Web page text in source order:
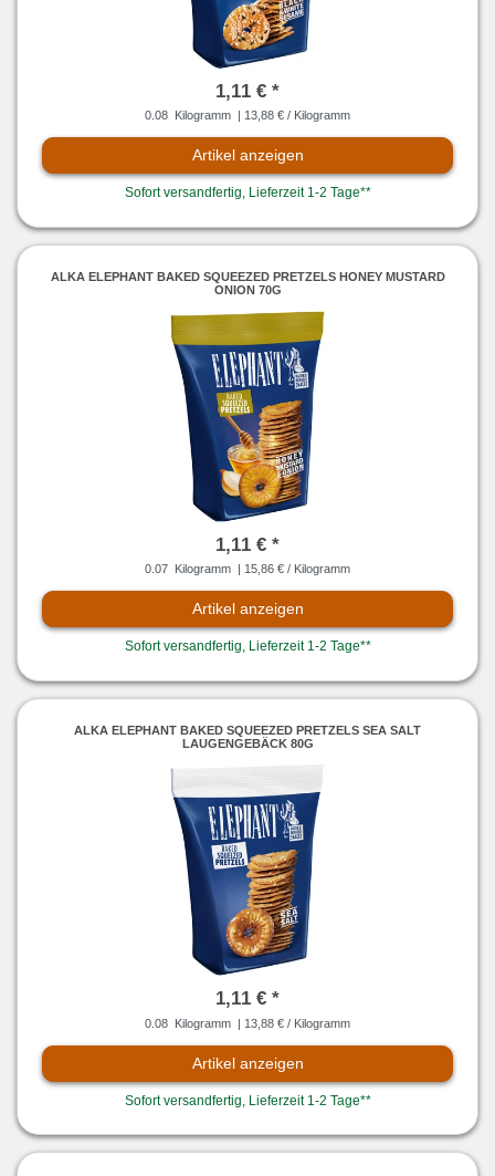
1,11 € *
0.08 Kilogramm | 13,88 € / Kilogramm
Artikel anzeigen
Sofort versandfertig, Lieferzeit 1-2 Tage**
ALKA ELEPHANT BAKED SQUEEZED PRETZELS HONEY MUSTARD
ONION 70G
1,11 € *
0.07 Kilogramm | 15,86 € / Kilogramm
Artikel anzeigen
Sofort versandfertig, Lieferzeit 1-2 Tage**
ALKA ELEPHANT BAKED SQUEEZED PRETZELS SEA SALT
LAUGENGEBÄCK 80G
1,11 € *
0.08 Kilogramm | 13,88 € / Kilogramm
Artikel anzeigen
Sofort versandfertig, Lieferzeit 1-2 Tage**